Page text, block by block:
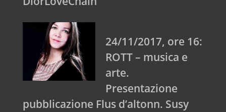
24/11/2017, ore 16:
ROTT – musica e
arte.
Presentazione
pubblicazione Flus d’altonn. Susy